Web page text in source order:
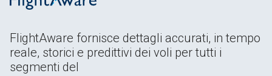
FlightAware fornisce dettagli accurati, in tempo
reale, storici e predittivi dei voli per tutti i
segmenti del